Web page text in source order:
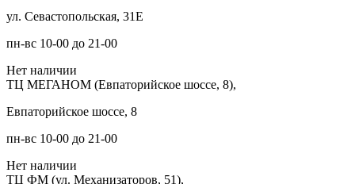
ул. Севастопольская, 31Е
пн-вс 10-00 до 21-00
Нет наличии
ТЦ МЕГАНОМ (Евпаторийское шоссе, 8),
Евпаторийское шоссе, 8
пн-вс 10-00 до 21-00
Нет наличии
ТЦ ФМ (ул. Механизаторов, 51),